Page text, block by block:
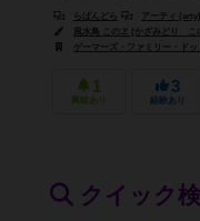
らぱんどら
アーティ (arty)
風水鳥 このヱ (かざみどり こ
ゲーマーズ・ファミリー・ド
1
興味あり
3
経験あり
クイック